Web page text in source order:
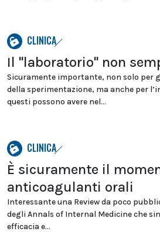
CLINICA
Il "laboratorio" non
Sicuramente importante, non solo per
della sperimentazione, ma anche per
questi possono avere nel...
CLINICA
È sicuramente il
anticoagulanti orali
Interessante una Review da poco
degli Annals of Internal Medicine che
efficacia e...